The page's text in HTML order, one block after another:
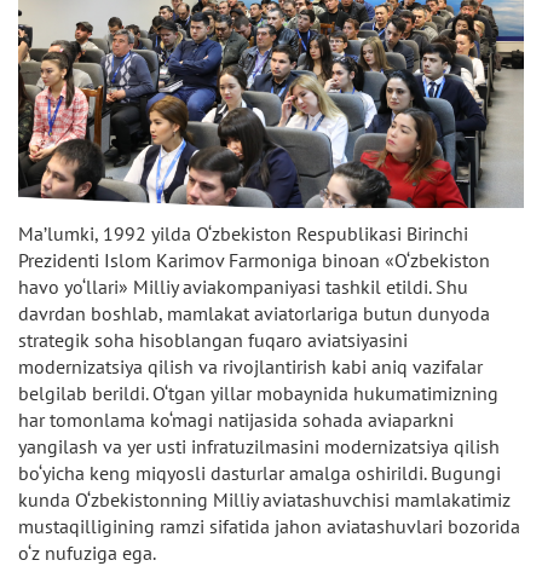
Ma’lumki, 1992 yilda O‘zbekiston Respublikasi Birinchi
Prezidenti Islom Karimov Farmoniga binoan «O‘zbekiston
havo yo‘llari» Milliy aviakompaniyasi tashkil etildi. Shu
davrdan boshlab, mamlakat aviatorlariga butun dunyoda
strategik soha hisoblangan fuqaro aviatsiyasini
modernizatsiya qilish va rivojlantirish kabi aniq vazifalar
belgilab berildi. O‘tgan yillar mobaynida hukumatimizning
har tomonlama ko‘magi natijasida sohada aviaparkni
yangilash va yer usti infratuzilmasini modernizatsiya qilish
bo‘yicha keng miqyosli dasturlar amalga oshirildi. Bugungi
kunda O‘zbekistonning Milliy aviatashuvchisi mamlakatimiz
mustaqilligining ramzi sifatida jahon aviatashuvlari bozorida
o‘z nufuziga ega.